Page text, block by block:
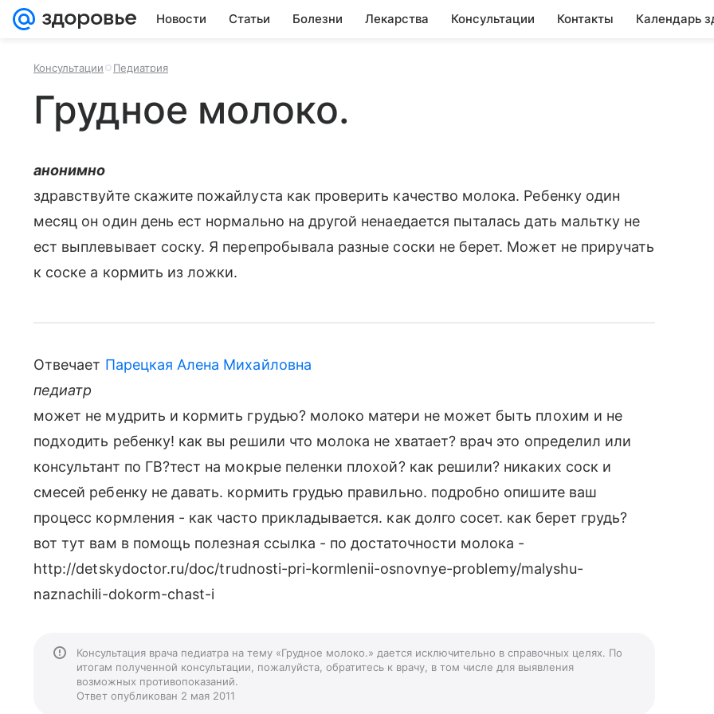
Новости Статьи Болезни Лекарства Консультации Контакты Календарь
Консультации Педиатрия
Грудное молоко.
анонимно
здравствуйте скажите пожайлуста как проверить качество молока. Ребенку один
месяц он один день ест нормально на другой ненаедается пыталась дать мальтку не
ест выплевывает соску. Я перепробывала разные соски не берет. Может не приручать
к соске а кормить из ложки.
Отвечает Парецкая Алена Михайловна
педиатр
может не мудрить и кормить грудью? молоко матери не может быть плохим и не
подходить ребенку! как вы решили что молока не хватает? врач это определил или
консультант по ГВ?тест на мокрые пеленки плохой? как решили? никаких соск и
смесей ребенку не давать. кормить грудью правильно. подробно опишите ваш
процесс кормления - как часто прикладывается. как долго сосет. как берет грудь?
вот тут вам в помощь полезная ссылка - по достаточности молока -
http://detskydoctor.ru/doc/trudnosti-pri-kormlenii-osnovnye-problemy/malyshu-
naznachili-dokorm-chast-i
Консультация врача педиатра на тему «Грудное молоко.» дается исключительно в справочных целях. По
итогам полученной консультации, пожалуйста, обратитесь к врачу, в том числе для выявления
возможных противопоказаний.
Ответ опубликован 2 мая 2011